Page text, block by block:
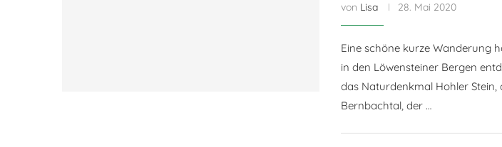
von Lisa 28. Mai 2020
Eine schöne kurze Wanderung
in den Löwensteiner Bergen
das Naturdenkmal Hohler Stein,
Bernbachtal, der …